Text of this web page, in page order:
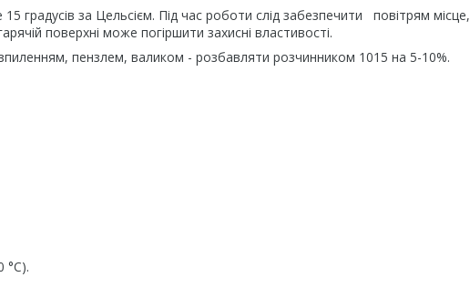
градусів за Цельсієм. Під час роботи слід забезпечити повітрям місце,
поверхні може погіршити захисні властивості.
пензлем, валиком - розбавляти розчинником 1015 на 5-10%.
°C).